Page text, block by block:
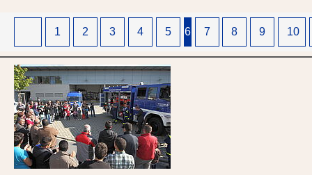
1 2 3 4 5 6 7 8 9 10